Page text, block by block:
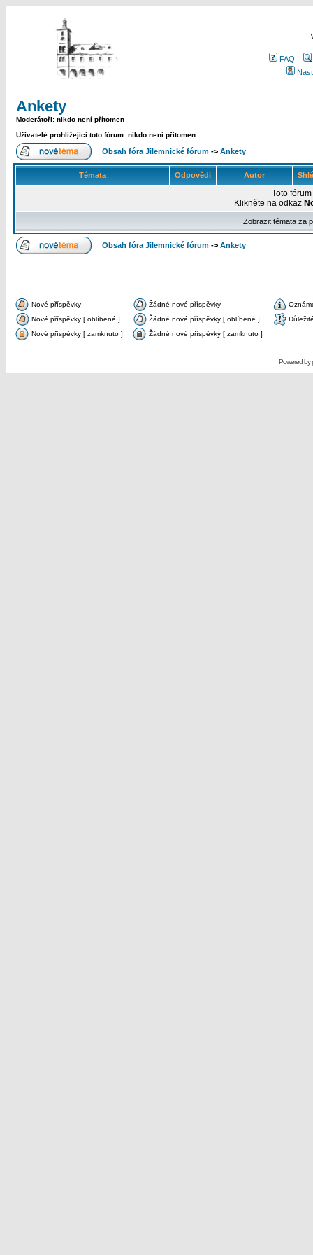
FAQ
Ankety
Moderátoři: nikdo není přítomen
Uživatelé prohlížející toto fórum: nikdo není přítomen
Obsah fóra Jilemnické fórum -> Ankety
Témata Odpovědi Autor
Toto
Klikněte na odkaz
Zobrazit témata za
Obsah fóra Jilemnické fórum -> Ankety
Nové příspěvky Žádné nové příspěvky
Nové příspěvky [ oblíbené ]
Žádné nové příspěvky [ oblíbené ]
Nové příspěvky [ zamknuto ]
Žádné nové příspěvky [ zamknuto ]
Powered by